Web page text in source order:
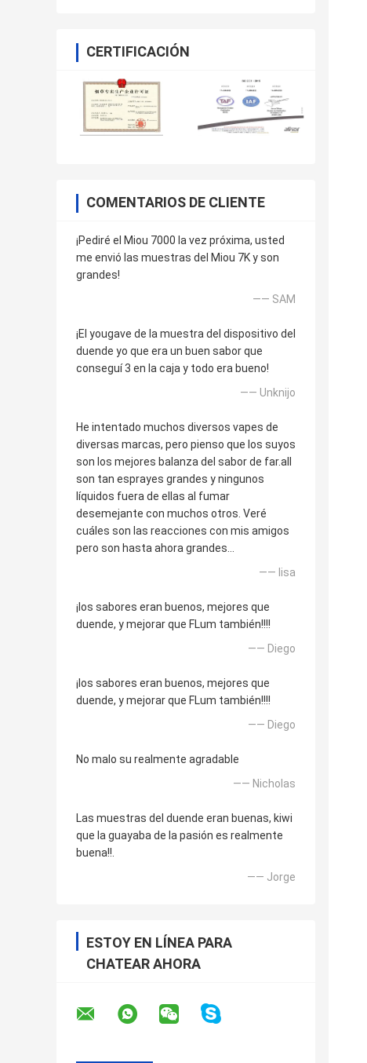
CERTIFICACIÓN
COMENTARIOS DE CLIENTE
¡Pediré el Miou 7000 la vez próxima, usted
me envió las muestras del Miou 7K y son
grandes!
—— SAM
¡El yougave de la muestra del dispositivo del
duende yo que era un buen sabor que
conseguí 3 en la caja y todo era bueno!
—— Unknijo
He intentado muchos diversos vapes de
diversas marcas, pero pienso que los suyos
son los mejores balanza del sabor de far.all
son tan esprayes grandes y ningunos
líquidos fuera de ellas al fumar
desemejante con muchos otros. Veré
cuáles son las reacciones con mis amigos
pero son hasta ahora grandes…
—— lisa
¡los sabores eran buenos, mejores que
duende, y mejorar que FLum también!!!!
—— Diego
¡los sabores eran buenos, mejores que
duende, y mejorar que FLum también!!!!
—— Diego
No malo su realmente agradable
—— Nicholas
Las muestras del duende eran buenas, kiwi
que la guayaba de la pasión es realmente
buena!!.
—— Jorge
ESTOY EN LÍNEA PARA
CHATEAR AHORA